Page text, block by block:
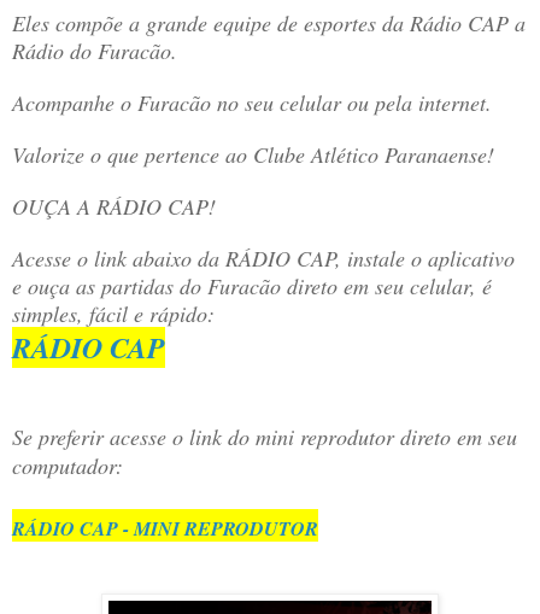
Eles compõe a grande equipe de esportes da Rádio CAP a
Rádio do Furacão.
Acompanhe o Furacão no seu celular ou pela internet.
Valorize o que pertence ao Clube Atlético Paranaense!
OUÇA A RÁDIO CAP!
Acesse o link abaixo da RÁDIO CAP, instale o aplicativo
e ouça as partidas do Furacão direto em seu celular, é
simples, fácil e rápido:
RÁDIO CAP
Se preferir acesse o link do mini reprodutor direto em seu
computador:
RÁDIO CAP - MINI REPRODUTOR